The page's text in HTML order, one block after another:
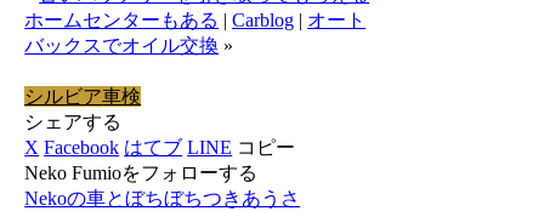
ホームセンターもある
|Carblog
オート
バックスでオイル交換 »
シルビア車検
シェアする
X Facebook はてブ LINE コピー
Neko Fumioをフォローする
Nekoの車とぼちぼちつきあうさ